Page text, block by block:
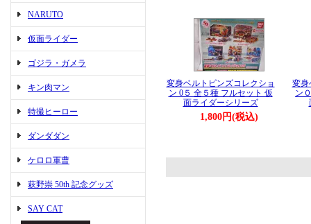
NARUTO
仮面ライダー
ゴジラ・ガメラ
キン肉マン
特撮ヒーロー
ダンダダン
ケロロ軍曹
萩野崇 50th 記念グッズ
SAY CAT
変身ベルトピンズコレクショ
ン 0５ 全５種 フルセット 仮
面ライダーシリーズ
1,800円(税込)
変身
ン